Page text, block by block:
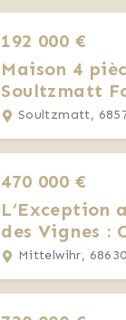
192 000 €
Maison 4
Soultzmatt Fort
potentiel Garage +
dépendance
Soultzmatt,
470 000 €
L’Exception
des Vignes :
Cœur à
Mittelwihr, 68630